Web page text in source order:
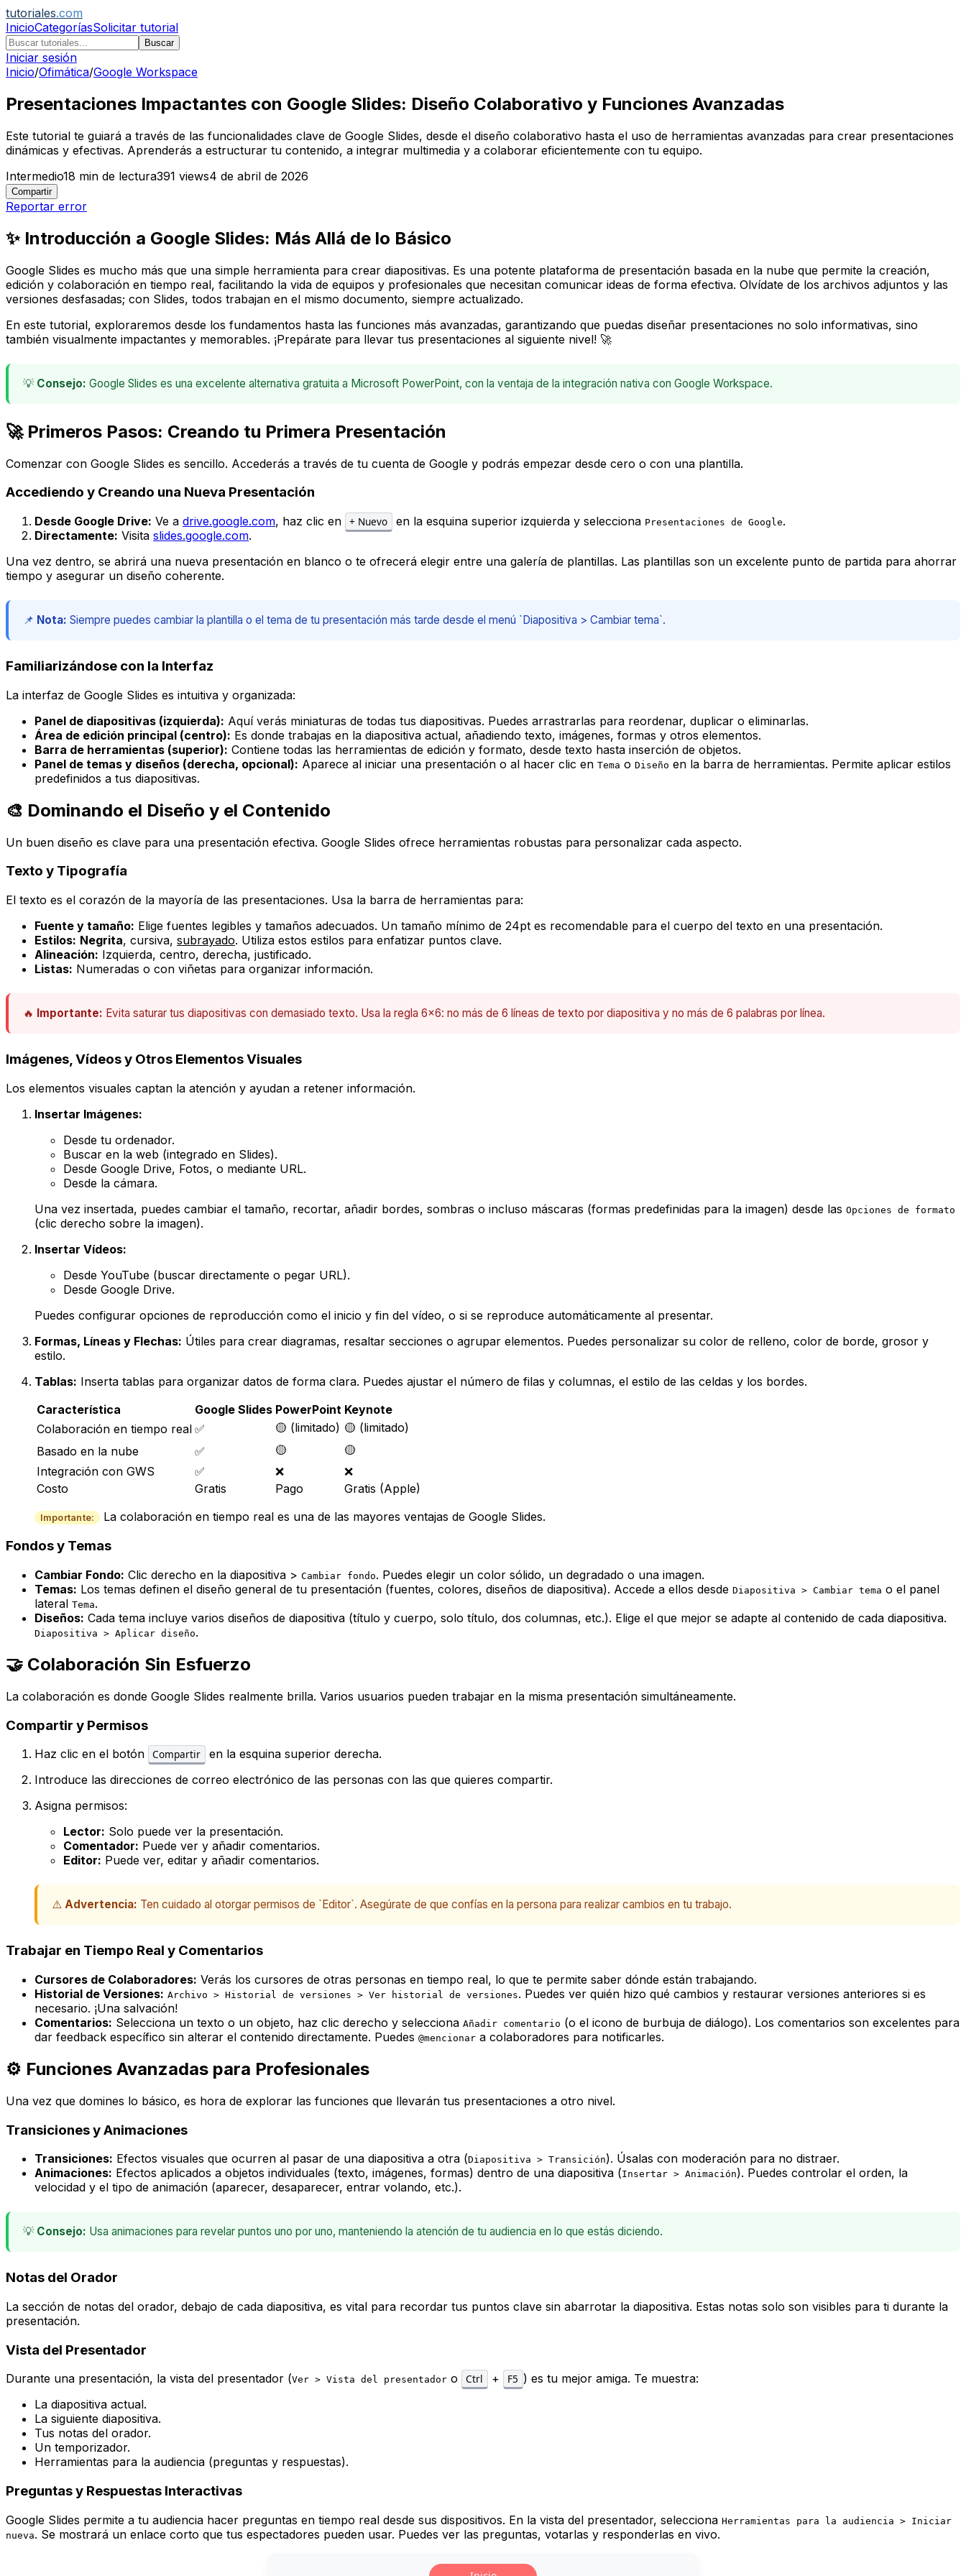
tutoriales.com
InicioCategoríasSolicitar tutorial
Buscar
Iniciar sesión
Inicio/Ofimática/Google Workspace
Presentaciones Impactantes con Google Slides: Diseño Colaborativo y Funciones Avanzadas
Este tutorial te guiará a través de las funcionalidades clave de Google Slides, desde el diseño colaborativo hasta el uso de herramientas avanzadas para crear presentaciones
dinámicas y efectivas. Aprenderás a estructurar tu contenido, a integrar multimedia y a colaborar eficientemente con tu equipo.
Intermedio18 min de lectura391 views4 de abril de 2026
Compartir
Reportar error
✨ Introducción a Google Slides: Más Allá de lo Básico
Google Slides es mucho más que una simple herramienta para crear diapositivas. Es una potente plataforma de presentación basada en la nube que permite la creación,
edición y colaboración en tiempo real, facilitando la vida de equipos y profesionales que necesitan comunicar ideas de forma efectiva. Olvídate de los archivos adjuntos y las
versiones desfasadas; con Slides, todos trabajan en el mismo documento, siempre actualizado.
En este tutorial, exploraremos desde los fundamentos hasta las funciones más avanzadas, garantizando que puedas diseñar presentaciones no solo informativas, sino
también visualmente impactantes y memorables. ¡Prepárate para llevar tus presentaciones al siguiente nivel! 🚀
💡 Consejo: Google Slides es una excelente alternativa gratuita a Microsoft PowerPoint, con la ventaja de la integración nativa con Google Workspace.
🚀 Primeros Pasos: Creando tu Primera Presentación
Comenzar con Google Slides es sencillo. Accederás a través de tu cuenta de Google y podrás empezar desde cero o con una plantilla.
Accediendo y Creando una Nueva Presentación
Desde Google Drive: Ve a drive.google.com, haz clic en + Nuevo en la esquina superior izquierda y selecciona Presentaciones de Google.
Directamente: Visita slides.google.com.
Una vez dentro, se abrirá una nueva presentación en blanco o te ofrecerá elegir entre una galería de plantillas. Las plantillas son un excelente punto de partida para ahorrar
tiempo y asegurar un diseño coherente.
📌 Nota: Siempre puedes cambiar la plantilla o el tema de tu presentación más tarde desde el menú `Diapositiva > Cambiar tema`.
Familiarizándose con la Interfaz
La interfaz de Google Slides es intuitiva y organizada:
Panel de diapositivas (izquierda): Aquí verás miniaturas de todas tus diapositivas. Puedes arrastrarlas para reordenar, duplicar o eliminarlas.
Área de edición principal (centro): Es donde trabajas en la diapositiva actual, añadiendo texto, imágenes, formas y otros elementos.
Barra de herramientas (superior): Contiene todas las herramientas de edición y formato, desde texto hasta inserción de objetos.
Panel de temas y diseños (derecha, opcional): Aparece al iniciar una presentación o al hacer clic en Tema o Diseño en la barra de herramientas. Permite aplicar estilos
predefinidos a tus diapositivas.
🎨 Dominando el Diseño y el Contenido
Un buen diseño es clave para una presentación efectiva. Google Slides ofrece herramientas robustas para personalizar cada aspecto.
Texto y Tipografía
El texto es el corazón de la mayoría de las presentaciones. Usa la barra de herramientas para:
Fuente y tamaño: Elige fuentes legibles y tamaños adecuados. Un tamaño mínimo de 24pt es recomendable para el cuerpo del texto en una presentación.
Estilos: Negrita, cursiva, subrayado. Utiliza estos estilos para enfatizar puntos clave.
Alineación: Izquierda, centro, derecha, justificado.
Listas: Numeradas o con viñetas para organizar información.
🔥 Importante: Evita saturar tus diapositivas con demasiado texto. Usa la regla 6x6: no más de 6 líneas de texto por diapositiva y no más de 6 palabras por línea.
Imágenes, Vídeos y Otros Elementos Visuales
Los elementos visuales captan la atención y ayudan a retener información.
Insertar Imágenes:
Desde tu ordenador.
Buscar en la web (integrado en Slides).
Desde Google Drive, Fotos, o mediante URL.
Desde la cámara.
Una vez insertada, puedes cambiar el tamaño, recortar, añadir bordes, sombras o incluso máscaras (formas predefinidas para la imagen) desde las Opciones de formato
(clic derecho sobre la imagen).
Insertar Vídeos:
Desde YouTube (buscar directamente o pegar URL).
Desde Google Drive.
Puedes configurar opciones de reproducción como el inicio y fin del vídeo, o si se reproduce automáticamente al presentar.
Formas, Líneas y Flechas: Útiles para crear diagramas, resaltar secciones o agrupar elementos. Puedes personalizar su color de relleno, color de borde, grosor y
estilo.
Tablas: Inserta tablas para organizar datos de forma clara. Puedes ajustar el número de filas y columnas, el estilo de las celdas y los bordes.
Característica
Google Slides PowerPoint Keynote
Colaboración en tiempo real ✅ 🟡 (limitado) 🟡 (limitado)
Basado en la nube
✅ 🟡
🟡
Integración con GWS
✅ ❌
❌
Costo
Gratis Pago Gratis (Apple)
Importante: La colaboración en tiempo real es una de las mayores ventajas de Google Slides.
Fondos y Temas
Cambiar Fondo: Clic derecho en la diapositiva > Cambiar fondo. Puedes elegir un color sólido, un degradado o una imagen.
Temas: Los temas definen el diseño general de tu presentación (fuentes, colores, diseños de diapositiva). Accede a ellos desde Diapositiva > Cambiar tema o el panel
lateral Tema.
Diseños: Cada tema incluye varios diseños de diapositiva (título y cuerpo, solo título, dos columnas, etc.). Elige el que mejor se adapte al contenido de cada diapositiva.
Diapositiva > Aplicar diseño.
🤝 Colaboración Sin Esfuerzo
La colaboración es donde Google Slides realmente brilla. Varios usuarios pueden trabajar en la misma presentación simultáneamente.
Compartir y Permisos
Haz clic en el botón Compartir
en la esquina superior derecha.
Introduce las direcciones de correo electrónico de las personas con las que quieres compartir.
Asigna permisos:
Lector: Solo puede ver la presentación.
Comentador: Puede ver y añadir comentarios.
Editor: Puede ver, editar y añadir comentarios.
⚠️ Advertencia: Ten cuidado al otorgar permisos de `Editor`. Asegúrate de que confías en la persona para realizar cambios en tu trabajo.
Trabajar en Tiempo Real y Comentarios
Cursores de Colaboradores: Verás los cursores de otras personas en tiempo real, lo que te permite saber dónde están trabajando.
Historial de Versiones: Archivo > Historial de versiones > Ver historial de versiones. Puedes ver quién hizo qué cambios y restaurar versiones anteriores si es
necesario. ¡Una salvación!
Comentarios: Selecciona un texto o un objeto, haz clic derecho y selecciona Añadir comentario (o el icono de burbuja de diálogo). Los comentarios son excelentes para
dar feedback específico sin alterar el contenido directamente. Puedes @mencionar a colaboradores para notificarles.
⚙️ Funciones Avanzadas para Profesionales
Una vez que domines lo básico, es hora de explorar las funciones que llevarán tus presentaciones a otro nivel.
Transiciones y Animaciones
Transiciones: Efectos visuales que ocurren al pasar de una diapositiva a otra (Diapositiva > Transición). Úsalas con moderación para no distraer.
Animaciones: Efectos aplicados a objetos individuales (texto, imágenes, formas) dentro de una diapositiva (Insertar > Animación). Puedes controlar el orden, la
velocidad y el tipo de animación (aparecer, desaparecer, entrar volando, etc.).
💡 Consejo: Usa animaciones para revelar puntos uno por uno, manteniendo la atención de tu audiencia en lo que estás diciendo.
Notas del Orador
La sección de notas del orador, debajo de cada diapositiva, es vital para recordar tus puntos clave sin abarrotar la diapositiva. Estas notas solo son visibles para ti durante la
presentación.
Vista del Presentador
Durante una presentación, la vista del presentador (Ver > Vista del presentador o Ctrl + F5 ) es tu mejor amiga. Te muestra:
La diapositiva actual.
La siguiente diapositiva.
Tus notas del orador.
Un temporizador.
Herramientas para la audiencia (preguntas y respuestas).
Preguntas y Respuestas Interactivas
Google Slides permite a tu audiencia hacer preguntas en tiempo real desde sus dispositivos. En la vista del presentador, selecciona Herramientas para la audiencia > Iniciar
nueva. Se mostrará un enlace corto que tus espectadores pueden usar. Puedes ver las preguntas, votarlas y responderlas en vivo.